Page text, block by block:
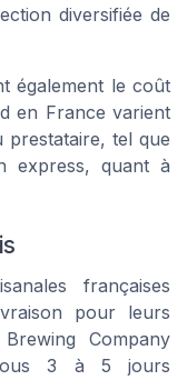
diversifiée de
également le coût
en France varient
tel que
express, quant à
françaises
pour leurs
Company
3 à 5 jours